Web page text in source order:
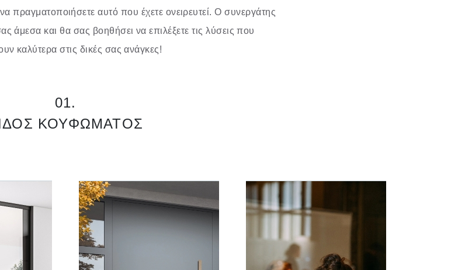
πραγματοποιήσετε αυτό που έχετε ονειρευτεί. Ο συνεργάτης
άμεσα και θα σας βοηθήσει να επιλέξετε τις λύσεις που
καλύτερα στις δικές σας ανάγκες!
01.
ΚΟΥΦΩΜΑΤΟΣ